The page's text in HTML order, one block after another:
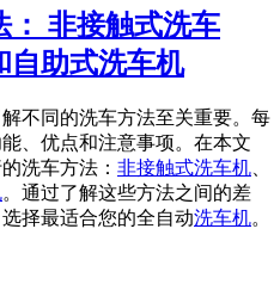
： 非接触式洗车
自助式洗车机
不同的洗车方法至关重要。每
、优点和注意事项。在本文
洗车方法： 非接触式洗车机
。通过了解这些方法之间的差
择最适合您的全自动洗车机。